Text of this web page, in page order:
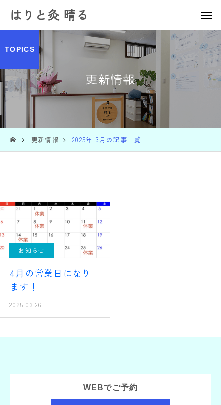
はりと灸 晴る
更新情報
TOPICS
更新情報 2025年 3月の記事一覧
お知らせ
4月の営業日になり
ます！
2025.03.26
WEBでご予約